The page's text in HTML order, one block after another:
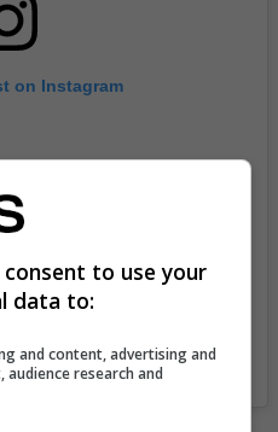
on Instagram
SoHo (@revistasoho)
to use your
data to:
and content, advertising and
research and